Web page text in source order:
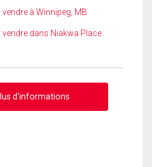
à Winnipeg, MB
dans Niakwa Place
d'informations